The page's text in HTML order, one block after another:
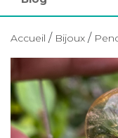
Accueil / Bijoux /